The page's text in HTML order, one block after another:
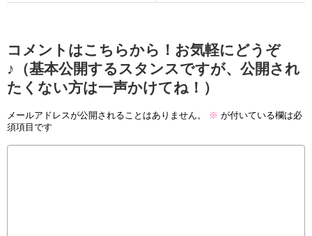
コメントはこちらから！お気軽にどうぞ
♪（基本公開するスタンスですが、公開され
たくない方は一声かけてね！）
メールアドレスが公開されることはありません。 ※ が付いている欄は必
須項目です